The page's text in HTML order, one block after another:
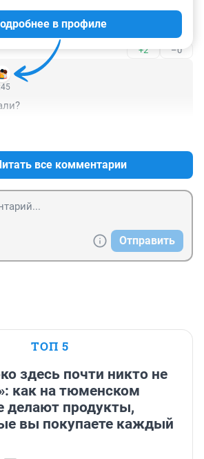
будут работать так, что
не заметит.
+2 –0
в профиле
все комментарии
Отправить
ТОП 5
здесь почти никто не
как на тюменском
делают продукты,
вы покупаете каждый